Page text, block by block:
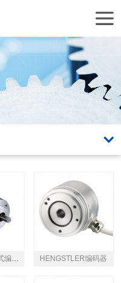
ELTRA多圈绝对式编码器 HENGSTLER编码器